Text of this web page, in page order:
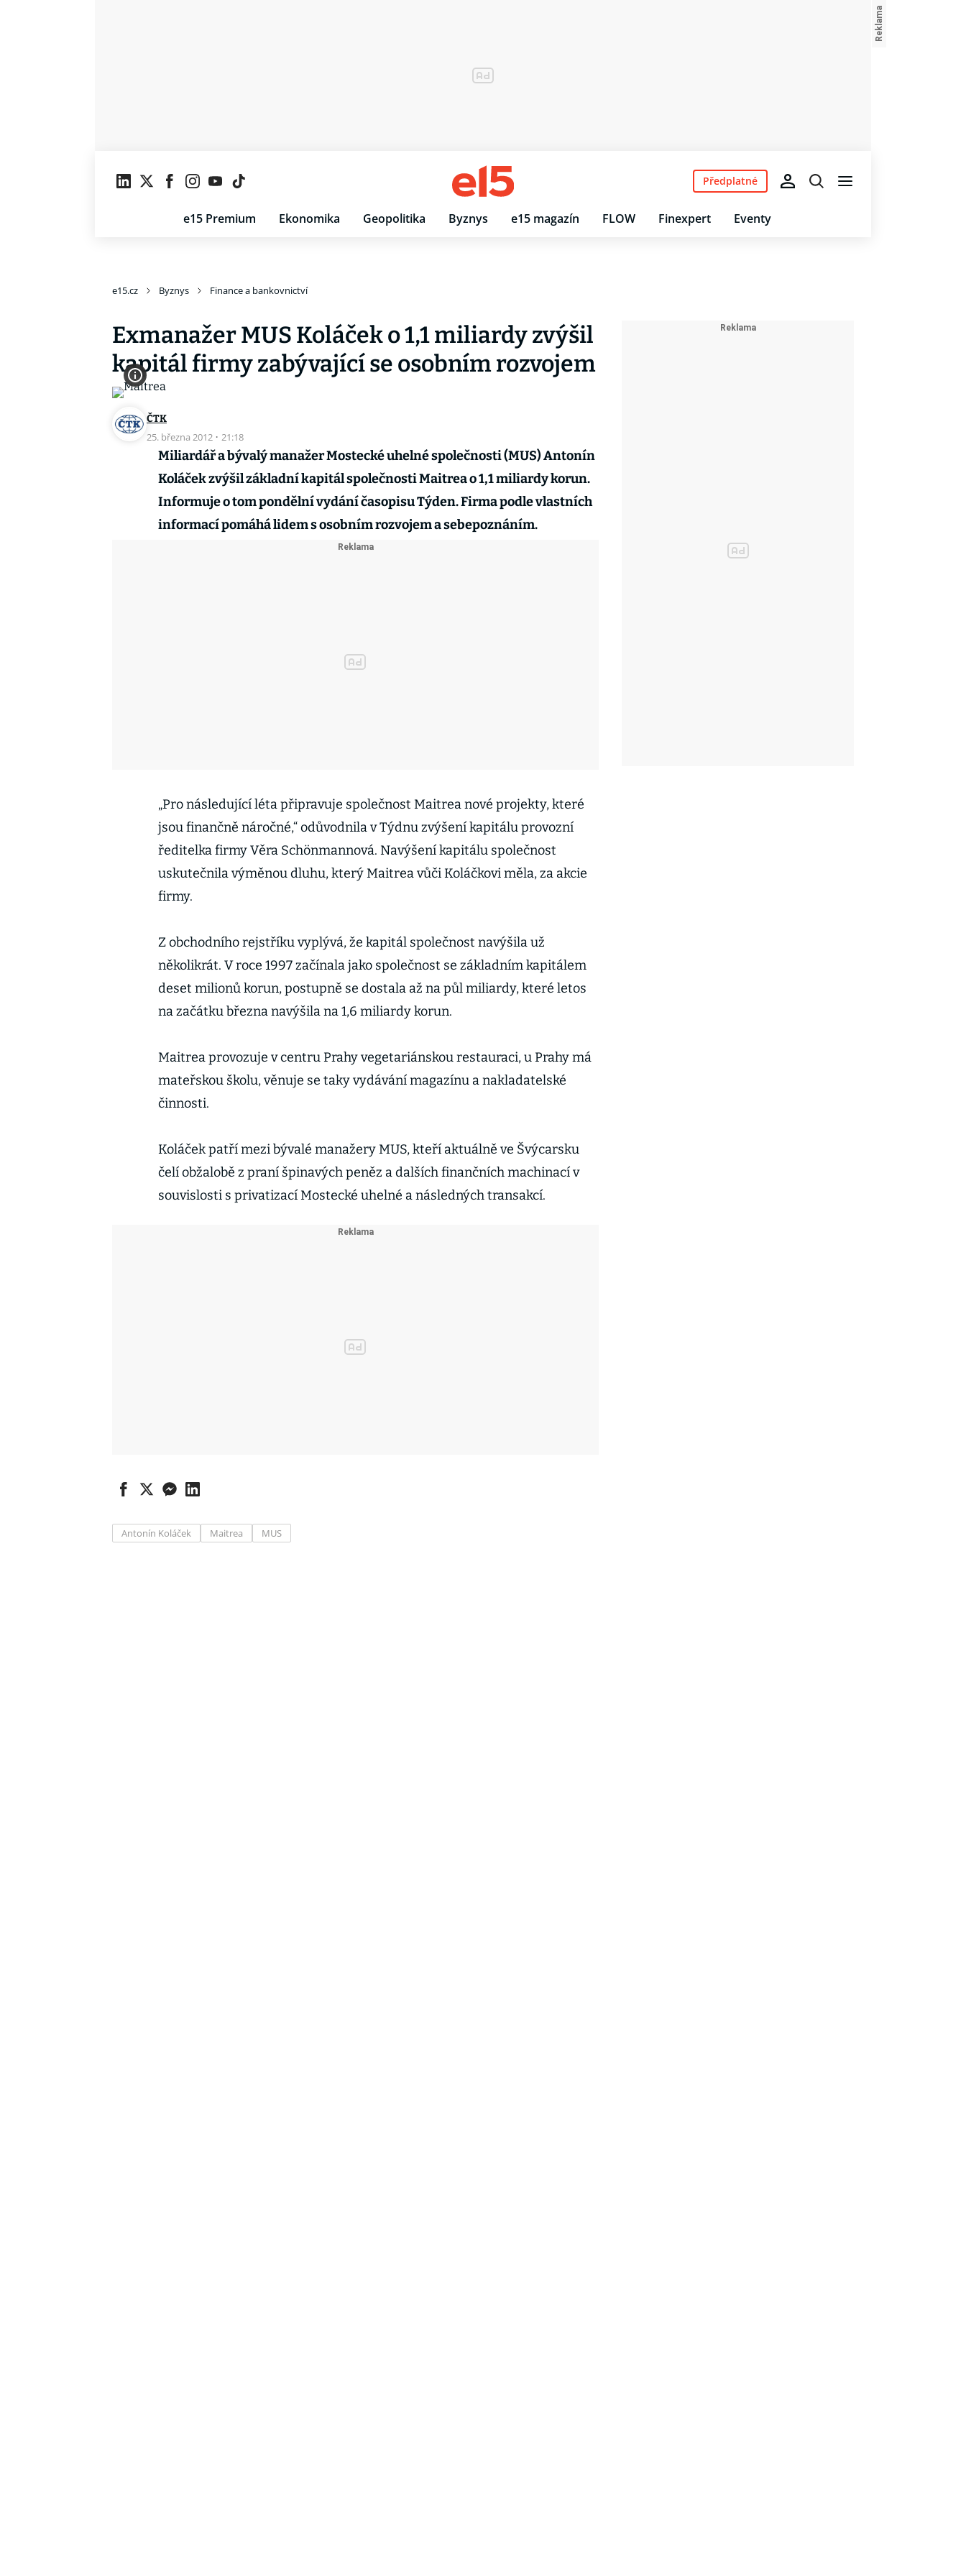
e15 Premium Ekonomika Geopolitika Byznys e15 magazín FLOW Finexpert Eventy
Předplatné
e15.cz Byznys Finance a bankovnictví
Exmanažer MUS Koláček o 1,1 miliardy zvýšil
kapitál firmy zabývající se osobním rozvojem
ČTK
25. března 2012 · 21:18
Miliardář a bývalý manažer Mostecké uhelné společnosti (MUS) Antonín
Koláček zvýšil základní kapitál společnosti Maitrea o 1,1 miliardy korun.
Informuje o tom pondělní vydání časopisu Týden. Firma podle vlastních
informací pomáhá lidem s osobním rozvojem a sebepoznáním.
„Pro následující léta připravuje společnost Maitrea nové projekty, které
jsou finančně náročné,“ odůvodnila v Týdnu zvýšení kapitálu provozní
ředitelka firmy Věra Schönmannová. Navýšení kapitálu společnost
uskutečnila výměnou dluhu, který Maitrea vůči Koláčkovi měla, za akcie
firmy.
Z obchodního rejstříku vyplývá, že kapitál společnost navýšila už
několikrát. V roce 1997 začínala jako společnost se základním kapitálem
deset milionů korun, postupně se dostala až na půl miliardy, které letos
na začátku března navýšila na 1,6 miliardy korun.
Maitrea provozuje v centru Prahy vegetariánskou restauraci, u Prahy má
mateřskou školu, věnuje se taky vydávání magazínu a nakladatelské
činnosti.
Koláček patří mezi bývalé manažery MUS, kteří aktuálně ve Švýcarsku
čelí obžalobě z praní špinavých peněz a dalších finančních machinací v
souvislosti s privatizací Mostecké uhelné a následných transakcí.
Antonín Koláček Maitrea MUS